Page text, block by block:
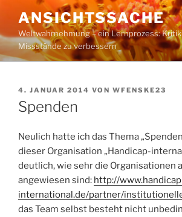
Inhalt
springen
ANSICHTSSACHE
Weltwahrnehmung – ein Lernprozess:
Missstände zu verbessern
VERÖFFENTLICHT
AM
4. JANUAR 2014 VON WFENSKE23
Spenden
Neulich hatte ich das Thema
dieser Organisation „Handicap-
deutlich, wie sehr die Organisationen
angewiesen sind: http://
international.de/partner/
das Team selbst besteht nicht